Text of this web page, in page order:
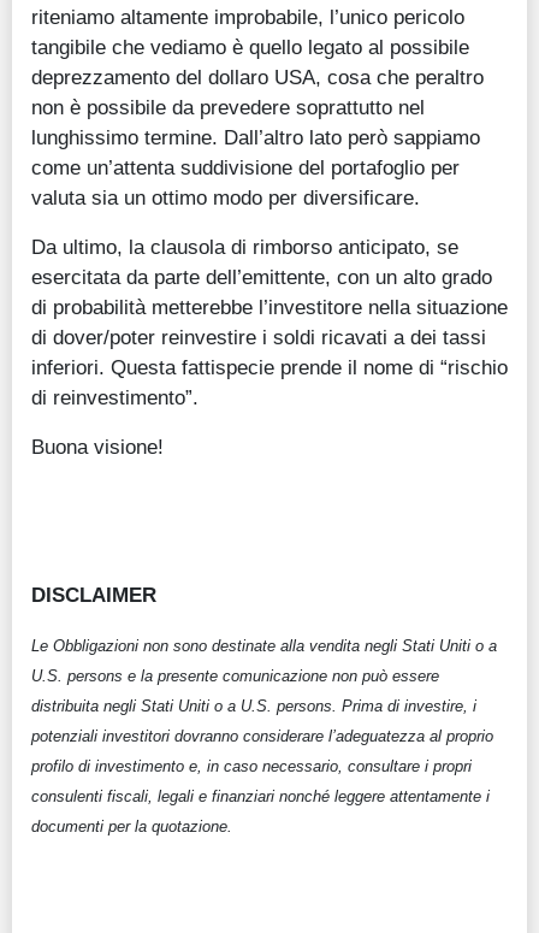
riteniamo altamente improbabile, l’unico pericolo
tangibile che vediamo è quello legato al possibile
deprezzamento del dollaro USA, cosa che peraltro
non è possibile da prevedere soprattutto nel
lunghissimo termine. Dall’altro lato però sappiamo
come un’attenta suddivisione del portafoglio per
valuta sia un ottimo modo per diversificare.
Da ultimo, la clausola di rimborso anticipato, se
esercitata da parte dell’emittente, con un alto grado
di probabilità metterebbe l’investitore nella situazione
di dover/poter reinvestire i soldi ricavati a dei tassi
inferiori. Questa fattispecie prende il nome di “rischio
di reinvestimento”.
Buona visione!
DISCLAIMER
Le Obbligazioni non sono destinate alla vendita negli Stati Uniti o a
U.S. persons e la presente comunicazione non può essere
distribuita negli Stati Uniti o a U.S. persons. Prima di investire, i
potenziali investitori dovranno considerare l’adeguatezza al proprio
profilo di investimento e, in caso necessario, consultare i propri
consulenti fiscali, legali e finanziari nonché leggere attentamente i
documenti per la quotazione.